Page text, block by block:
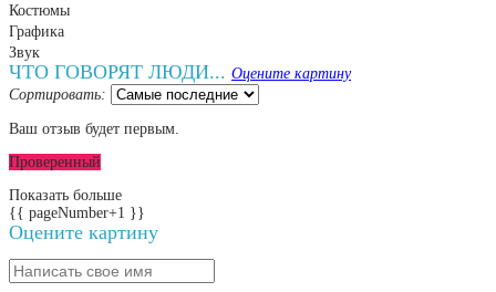
Костюмы
Графика
Звук
ЧТО ГОВОРЯТ ЛЮДИ... Оцените картину
Сортировать:
Ваш отзыв будет первым.
Проверенный
Показать больше
{{ pageNumber+1 }}
Оцените картину